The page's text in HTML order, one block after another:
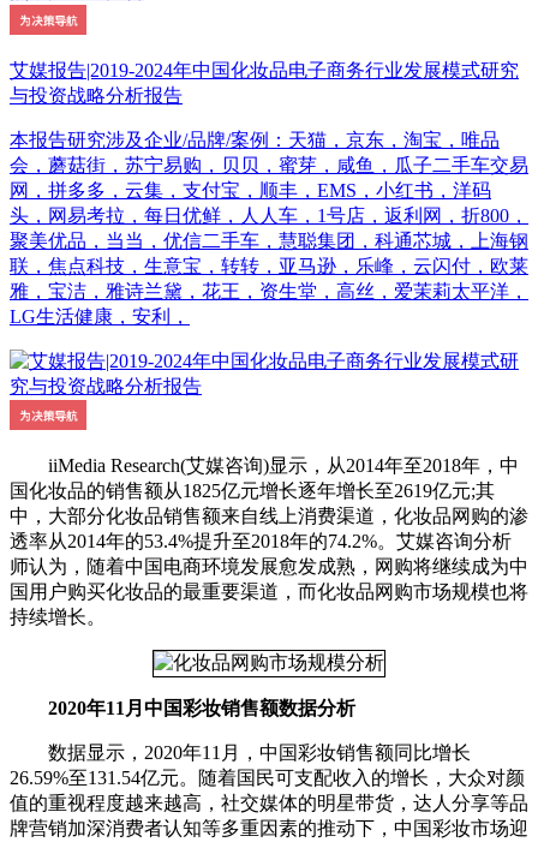
艾媒报告|2019-2024年中国化妆品电子商务行业发展模式研究
与投资战略分析报告
本报告研究涉及企业/品牌/案例：天猫，京东，淘宝，唯品
会，蘑菇街，苏宁易购，贝贝，蜜芽，咸鱼，瓜子二手车交易
网，拼多多，云集，支付宝，顺丰，EMS，小红书，洋码
头，网易考拉，每日优鲜，人人车，1号店，返利网，折800，
聚美优品，当当，优信二手车，慧聪集团，科通芯城，上海钢
联，焦点科技，生意宝，转转，亚马逊，乐峰，云闪付，欧莱
雅，宝洁，雅诗兰黛，花王，资生堂，高丝，爱茉莉太平洋，
LG生活健康，安利，
iiMedia Research(艾媒咨询)显示，从2014年至2018年，中
国化妆品的销售额从1825亿元增长逐年增长至2619亿元;其
中，大部分化妆品销售额来自线上消费渠道，化妆品网购的渗
透率从2014年的53.4%提升至2018年的74.2%。艾媒咨询分析
师认为，随着中国电商环境发展愈发成熟，网购将继续成为中
国用户购买化妆品的最重要渠道，而化妆品网购市场规模也将
持续增长。
2020年11月中国彩妆销售额数据分析
数据显示，2020年11月，中国彩妆销售额同比增长
26.59%至131.54亿元。随着国民可支配收入的增长，大众对颜
值的重视程度越来越高，社交媒体的明星带货，达人分享等品
牌营销加深消费者认知等多重因素的推动下，中国彩妆市场迎